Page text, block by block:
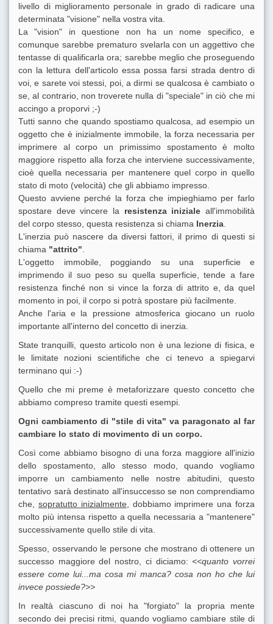
livello di miglioramento personale in grado di radicare una
determinata "visione" nella vostra vita.
La "vision" in questione non ha un nome specifico, e
comunque sarebbe prematuro svelarla con un aggettivo che
tentasse di qualificarla ora; sarebbe meglio che proseguendo
con la lettura dell'articolo essa possa farsi strada dentro di
voi, e sarete voi stessi, poi, a dirmi se qualcosa è cambiato o
se, al contrario, non troverete nulla di "speciale" in ciò che mi
accingo a proporvi ;-)
Tutti sanno che quando spostiamo qualcosa, ad esempio un
oggetto che è inizialmente immobile, la forza necessaria per
imprimere al corpo un primissimo spostamento è molto
maggiore rispetto alla forza che interviene successivamente,
cioè quella necessaria per mantenere quel corpo in quello
stato di moto (velocità) che gli abbiamo impresso.
Questo avviene perché la forza che impieghiamo per farlo
spostare deve vincere la resistenza iniziale all'immobilità
del corpo stesso, questa resistenza si chiama Inerzia
L'inerzia può nascere da diversi fattori, il primo di questi si
chiama "attrito"
L'oggetto immobile, poggiando su una superficie e
imprimendo il suo peso su quella superficie, tende a fare
resistenza finché non si vince la forza di attrito e, da quel
momento in poi, il corpo si potrà spostare più facilmente.
Anche l'aria e la pressione atmosferica giocano un ruolo
importante all'interno del concetto di inerzia.
State tranquilli, questo articolo non è una lezione di fisica, e
le limitate nozioni scientifiche che ci tenevo a spiegarvi
terminano qui :-)
Quello che mi preme è metaforizzare questo concetto che
abbiamo compreso tramite questi esempi.
Ogni cambiamento di "stile di vita" va paragonato al far
cambiare lo stato di movimento di un corpo.
Così come abbiamo bisogno di una forza maggiore all'inizio
dello spostamento, allo stesso modo, quando vogliamo
imporre un cambiamento nelle nostre abitudini, questo
tentativo sarà destinato all'insuccesso se non comprendiamo
che, sopratutto inizialmente , dobbiamo imprimere una forza
molto più intensa rispetto a quella necessaria a "mantenere"
successivamente quello stile di vita.
Spesso, osservando le persone che mostrano di ottenere un
successo maggiore del nostro, ci diciamo: <<quanto vorrei
essere come lui...ma cosa mi manca? cosa non ho che lui
invece possiede?>>
In realtà ciascuno di noi ha "forgiato" la propria mente
secondo dei precisi ritmi, quando vogliamo cambiare stile di